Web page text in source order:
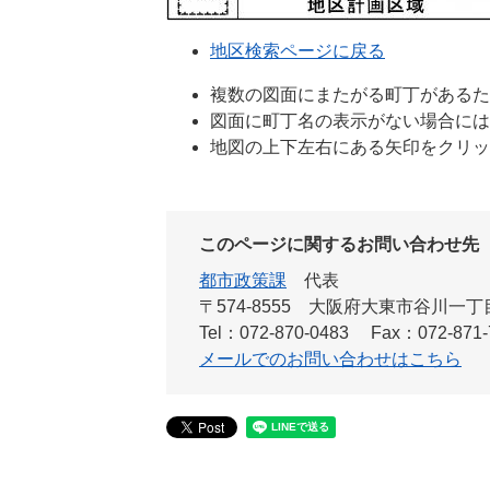
地区検索ページに戻る
複数の図面にまたがる町丁がある
図面に町丁名の表示がない場合に
地図の上下左右にある矢印をクリ
このページに関するお問い合わせ先
都市政策課
代表
〒574-8555 大阪府大東市谷川一
Tel：072-870-0483
Fax：072-
メールでのお問い合わせはこちら